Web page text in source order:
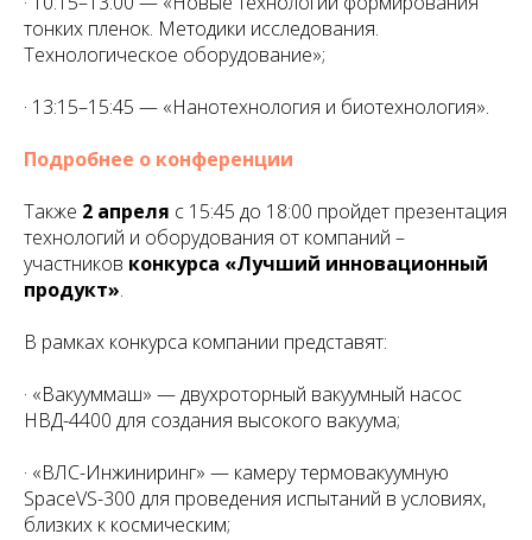
тонких пленок. Методики исследования.
Технологическое оборудование»;
· 13:15–15:45 — «Нанотехнология и биотехнология».
Подробнее о конференции
Также 2 апреля с 15:45 до 18:00 пройдет презентация
технологий и оборудования от компаний –
участников конкурса «Лучший инновационный
продукт».
В рамках конкурса компании представят:
· «Вакууммаш» — двухроторный вакуумный насос
НВД-4400 для создания высокого вакуума;
· «ВЛС-Инжиниринг» — камеру термовакуумную
SpaceVS-300 для проведения испытаний в условиях,
близких к космическим;